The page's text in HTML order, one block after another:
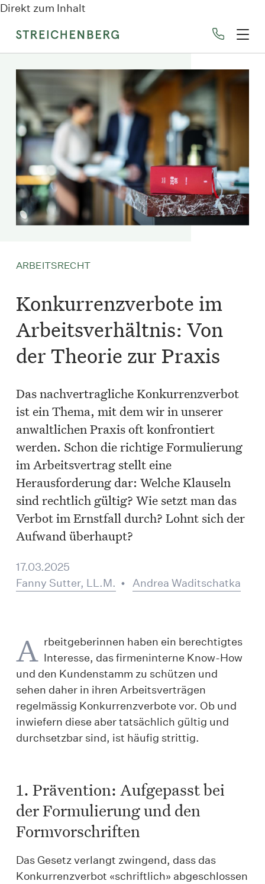
Direkt zum Inhalt
ARBEITSRECHT
Konkurrenzverbote im
Arbeitsverhältnis: Von
der Theorie zur Praxis
Das nachvertragliche Konkurrenzverbot
ist ein Thema, mit dem wir in unserer
anwaltlichen Praxis oft konfrontiert
werden. Schon die richtige Formulierung
im Arbeitsvertrag stellt eine
Herausforderung dar: Welche Klauseln
sind rechtlich gültig? Wie setzt man das
Verbot im Ernstfall durch? Lohnt sich der
Aufwand überhaupt?
17.03.2025
Fanny Sutter, LL.M. • Andrea Waditschatka
A rbeitgeberinnen haben ein berechtigtes
Interesse, das firmeninterne Know-How
und den Kundenstamm zu schützen und
sehen daher in ihren Arbeitsverträgen
regelmässig Konkurrenzverbote vor. Ob und
inwiefern diese aber tatsächlich gültig und
durchsetzbar sind, ist häufig strittig.
1. Prävention: Aufgepasst bei
der Formulierung und den
Formvorschriften
Das Gesetz verlangt zwingend, dass das
Konkurrenzverbot «schriftlich» abgeschlossen